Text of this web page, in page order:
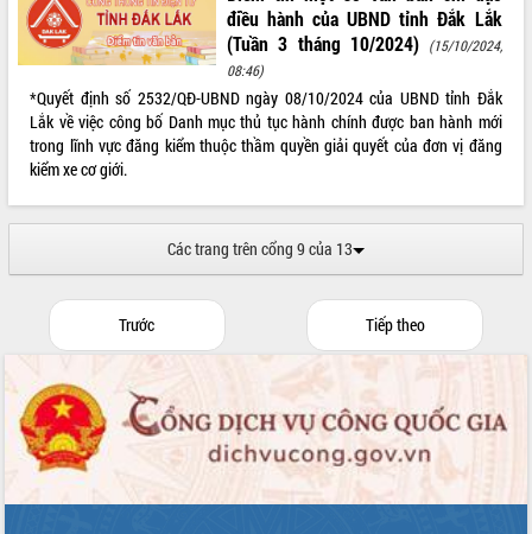
điều hành của UBND tỉnh Đắk Lắk
(Tuần 3 tháng 10/2024) (15/10/2024,
08:46)
*Quyết định số 2532/QĐ-UBND ngày 08/10/2024 của UBND tỉnh Đắk
Lắk về việc công bố Danh mục thủ tục hành chính được ban hành mới
trong lĩnh vực đăng kiểm thuộc thầm quyền giải quyết của đơn vị đăng
kiểm xe cơ giới.
Các trang trên cổng 9 của 13
Trước Tiếp theo